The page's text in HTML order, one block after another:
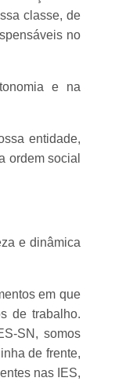
classe, de
no
e na
entidade,
ordem social
e dinâmica
em que
de trabalho.
SN, somos
de frente,
nas IES,